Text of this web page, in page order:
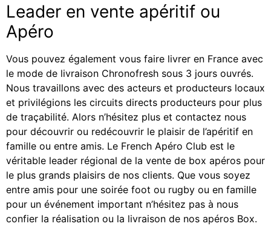
Leader en vente apéritif ou
Apéro
Vous pouvez également vous faire livrer en France avec
le mode de livraison Chronofresh sous 3 jours ouvrés.
Nous travaillons avec des acteurs et producteurs locaux
et privilégions les circuits directs producteurs pour plus
de traçabilité. Alors n’hésitez plus et contactez nous
pour découvrir ou redécouvrir le plaisir de l’apéritif en
famille ou entre amis. Le French Apéro Club est le
véritable leader régional de la vente de box apéros pour
le plus grands plaisirs de nos clients. Que vous soyez
entre amis pour une soirée foot ou rugby ou en famille
pour un événement important n’hésitez pas à nous
confier la réalisation ou la livraison de nos apéros Box.